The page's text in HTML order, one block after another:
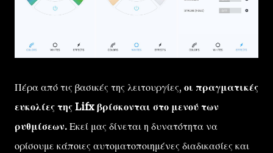
Πέρα από τις βασικές της λειτουργίες, οι πραγματικές
ευκολίες της Lifx βρίσκονται στο μενού των
ρυθμίσεων. Εκεί μας δίνεται η δυνατότητα να
ορίσουμε κάποιες αυτοματοποιημένες διαδικασίες και